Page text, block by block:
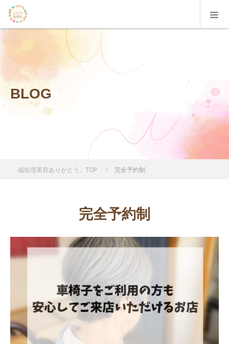
BLOG
福祉理美容ありがとう。TOP 完全予約制
完全予約制